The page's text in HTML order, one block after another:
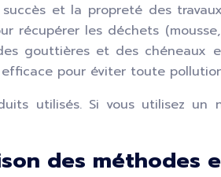
et la propreté des
récupérer les déchets
gouttières et des chéneaux
pour éviter toute
utilisés. Si vous utilisez un
des méthodes